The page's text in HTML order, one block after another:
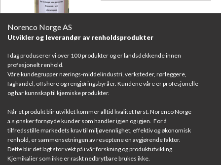
Norenco Norge AS
Utvikler og leverandør av renholdsprodukter
I dag produserer vi over 100 produkter og er landsdekkende innen
profesjonelt renhold.
Våre kundegrupper nærings-middelindustri, verksteder, rørleggere,
faghandel, offshore og rengjøringsbyråer. Kundene våre er profesjonelle
og har kunnskap til kjemiske produkter.
Når et produkt blir utviklet kommer alltid kvalitet først. Norenco Norge
a.s ønsker fornøyde kunder som handler igjen og igjen. For å
tilfredsstille markedets krav til miljøvennlighet, effektiv og økonomisk
renhold, er sammensetningen av reseptene en avgjørende faktor.
Dette blir det lagt stor vekt på i vår forskning og produktutvikling.
Kjemikalier som ikke er raskt nedbrytbare brukes ikke.